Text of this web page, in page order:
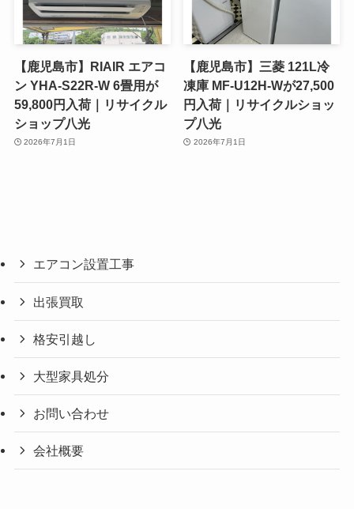
【鹿児島市】RIAIR エアコ
ン YHA-S22R-W 6畳用が
59,800円入荷｜リサイクル
ショップ八光
2026年7月1日
【鹿児島市】三菱 121L冷
凍庫 MF-U12H-Wが27,500
円入荷｜リサイクルショッ
プ八光
2026年7月1日
エアコン設置工事
出張買取
格安引越し
大型家具処分
お問い合わせ
会社概要